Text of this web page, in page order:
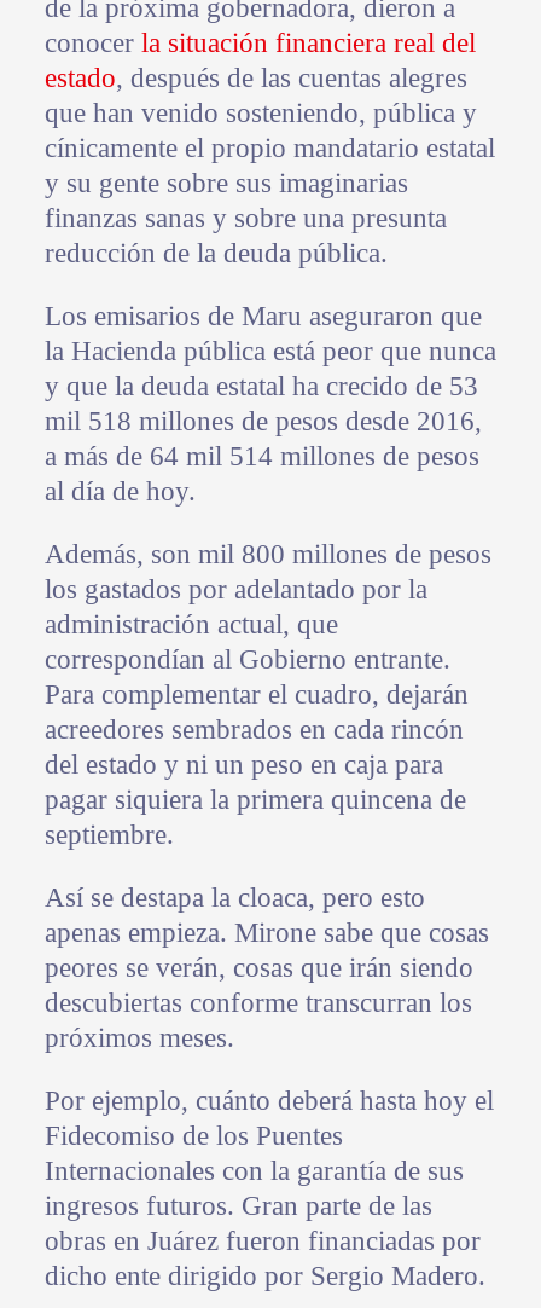
de la próxima gobernadora, dieron a
conocer la situación financiera real del
estado, después de las cuentas alegres
que han venido sosteniendo, pública y
cínicamente el propio mandatario estatal
y su gente sobre sus imaginarias
finanzas sanas y sobre una presunta
reducción de la deuda pública.
Los emisarios de Maru aseguraron que
la Hacienda pública está peor que nunca
y que la deuda estatal ha crecido de 53
mil 518 millones de pesos desde 2016,
a más de 64 mil 514 millones de pesos
al día de hoy.
Además, son mil 800 millones de pesos
los gastados por adelantado por la
administración actual, que
correspondían al Gobierno entrante.
Para complementar el cuadro, dejarán
acreedores sembrados en cada rincón
del estado y ni un peso en caja para
pagar siquiera la primera quincena de
septiembre.
Así se destapa la cloaca, pero esto
apenas empieza. Mirone sabe que cosas
peores se verán, cosas que irán siendo
descubiertas conforme transcurran los
próximos meses.
Por ejemplo, cuánto deberá hasta hoy el
Fidecomiso de los Puentes
Internacionales con la garantía de sus
ingresos futuros. Gran parte de las
obras en Juárez fueron financiadas por
dicho ente dirigido por Sergio Madero.